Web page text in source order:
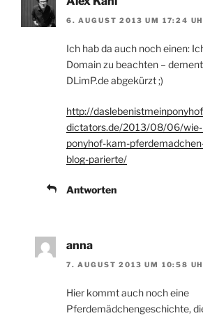
6. AUGUST 2013 UM 17:24
Ich hab da auch noch einen:
Domain zu beachten –
DLimP.de abgekürzt ;)
http://
dictators.de/2013/08/06/
ponyhof-kam-
blog-parierte/
Antworten
anna
7. AUGUST 2013 UM 10:58
Hier kommt auch noch eine
Pferdemädchengeschichte,